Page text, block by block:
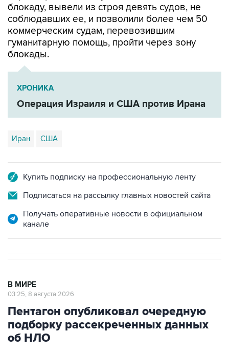
блокаду, вывели из строя девять судов, не
соблюдавших ее, и позволили более чем 50
коммерческим судам, перевозившим
гуманитарную помощь, пройти через зону
блокады.
ХРОНИКА
Операция Израиля и США против Ирана
Иран США
Купить подписку на профессиональную ленту
Подписаться на рассылку главных новостей сайта
Получать оперативные новости в официальном
канале
В МИРЕ
03:25, 8 августа 2026
Пентагон опубликовал очередную
подборку рассекреченных данных
об НЛО